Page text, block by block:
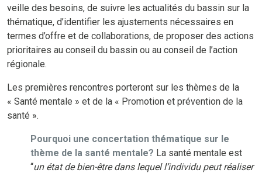
veille des besoins, de suivre les actualités du bassin sur la
thématique, d’identifier les ajustements nécessaires en
termes d’offre et de collaborations, de proposer des actions
prioritaires au conseil du bassin ou au conseil de l’action
régionale.
Les premières rencontres porteront sur les thèmes de la
« Santé mentale » et de la « Promotion et prévention de la
santé ».
Pourquoi une concertation thématique sur le
thème de la santé mentale? La santé mentale est
“un état de bien-être dans lequel l’individu peut réaliser